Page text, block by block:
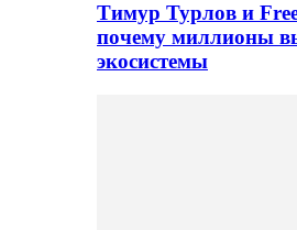
Тимур Турлов и
почему миллионы
экосистемы